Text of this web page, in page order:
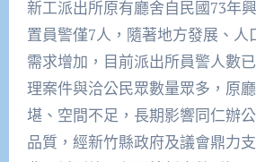
新工派出所原有廳舍自民國73年
置員警僅7人，隨著地方發展、人
需求增加，目前派出所員警人數
理案件與洽公民眾數量眾多，原
堪、空間不足，長期影響同仁辦
品質，經新竹縣政府及議會鼎力